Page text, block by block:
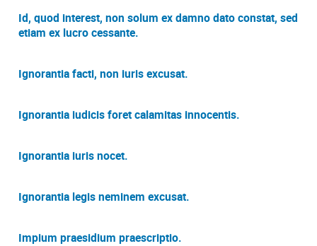
Id, quod interest, non solum ex damno dato constat, sed
etiam ex lucro cessante.
Ignorantia facti, non iuris excusat.
Ignorantia iudicis foret calamitas innocentis.
Ignorantia iuris nocet.
Ignorantia legis neminem excusat.
Impium praesidium praescriptio.